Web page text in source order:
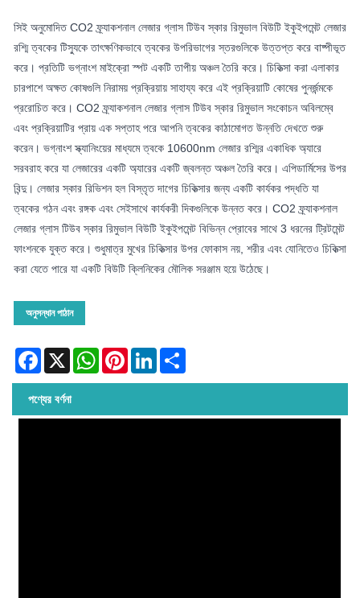
সিই অনুমোদিত CO2 ফ্র্যাকশনাল লেজার গ্লাস টিউব স্কার রিমুভাল বিউটি ইকুইপমেন্ট লেজার
রশ্মি ত্বকের টিস্যুকে তাৎক্ষণিকভাবে ত্বকের উপরিভাগের স্তরগুলিকে উত্তপ্ত করে বাষ্পীভূত
করে। প্রতিটি ভগ্নাংশ মাইক্রো স্পট একটি তাপীয় অঞ্চল তৈরি করে। চিকিত্সা করা এলাকার
চারপাশে অক্ষত কোষগুলি নিরাময় প্রক্রিয়ায় সাহায্য করে এই প্রক্রিয়াটি কোষের পুনর্জন্মকে
প্ররোচিত করে। CO2 ফ্র্যাকশনাল লেজার গ্লাস টিউব স্কার রিমুভাল সংকোচন অবিলম্বে
এবং প্রক্রিয়াটির প্রায় এক সপ্তাহ পরে আপনি ত্বকের কাঠামোগত উন্নতি দেখতে শুরু
করেন। ভগ্নাংশ স্ক্যানিংয়ের মাধ্যমে ত্বকে 10600nm লেজার রশ্মির একাধিক অ্যারে
সরবরাহ করে যা লেজারের একটি অ্যারের একটি জ্বলন্ত অঞ্চল তৈরি করে। এপিডার্মিসের উপর
বিন্দু। লেজার স্কার রিভিশন হল বিস্তৃত দাগের চিকিত্সার জন্য একটি কার্যকর পদ্ধতি যা
ত্বকের গঠন এবং রঙ্গক এবং সেইসাথে কার্যকরী দিকগুলিকে উন্নত করে। CO2 ফ্র্যাকশনাল
লেজার গ্লাস টিউব স্কার রিমুভাল বিউটি ইকুইপমেন্ট বিভিন্ন প্রোবের সাথে 3 ধরনের ট্রিটমেন্ট
ফাংশনকে যুক্ত করে। শুধুমাত্র মুখের চিকিত্সার উপর ফোকাস নয়, শরীর এবং যোনিতেও চিকিত্সা
করা যেতে পারে যা একটি বিউটি ক্লিনিকের মৌলিক সরঞ্জাম হয়ে উঠেছে।
অনুসন্ধান পাঠান
Facebook
X WhatsAppPinterestLinkedIn
পণ্যের বর্ণনা